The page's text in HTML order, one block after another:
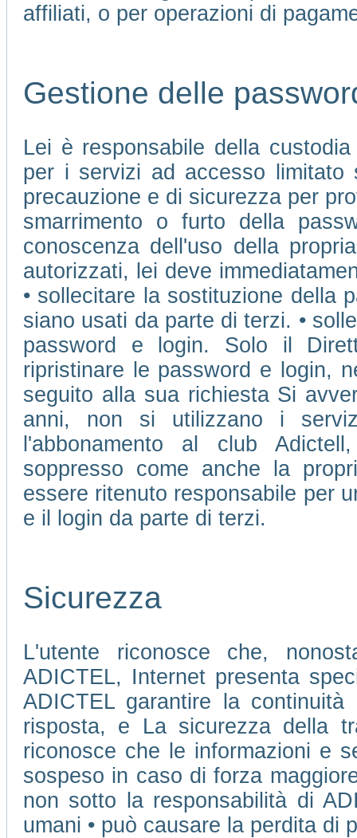
affiliati, o per operazioni di
Gestione delle
Lei è responsabile della
per i servizi ad accesso
precauzione e di sicurezza per
smarrimento o furto della
conoscenza dell'uso della
autorizzati, lei deve
• sollecitare la sostituzione della
siano usati da parte di terzi. •
password e login. Solo il
ripristinare le password e login,
seguito alla sua richiesta Si
anni, non si utilizzano i
l'abbonamento al club
soppresso come anche la
essere ritenuto responsabile per
e il login da parte di terzi.
Sicurezza
L'utente riconosce che,
ADICTEL, Internet presenta
ADICTEL garantire la
risposta, e La sicurezza della
riconosce che le informazioni e
sospeso in caso di forza
non sotto la responsabilità di
umani • può causare la perdita di